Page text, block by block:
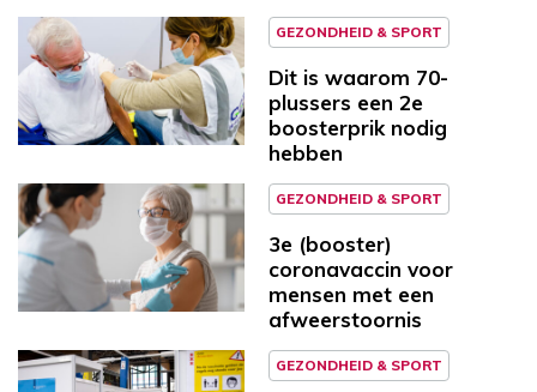
GEZONDHEID & SPORT
Dit is waarom 70-
plussers een 2e
boosterprik nodig
hebben
GEZONDHEID & SPORT
3e (booster)
coronavaccin voor
mensen met een
afweerstoornis
GEZONDHEID & SPORT